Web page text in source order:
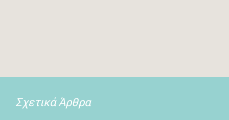
Σχετικά Άρθρα